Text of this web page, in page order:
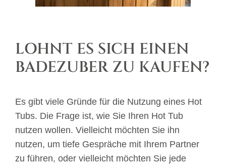
LOHNT ES SICH EINEN
BADEZUBER ZU KAUFEN?
Es gibt viele Gründe für die Nutzung eines Hot
Tubs. Die Frage ist, wie Sie Ihren Hot Tub
nutzen wollen. Vielleicht möchten Sie ihn
nutzen, um tiefe Gespräche mit Ihrem Partner
zu führen, oder vielleicht möchten Sie jede